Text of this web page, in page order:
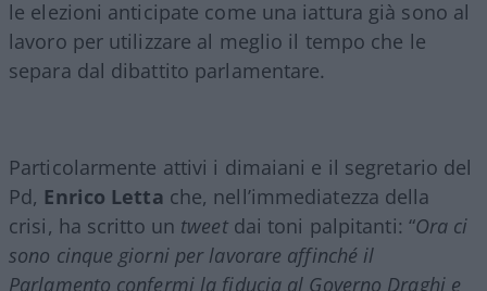
le elezioni anticipate come una iattura già sono al
lavoro per utilizzare al meglio il tempo che le
separa dal dibattito parlamentare.
Particolarmente attivi i dimaiani e il segretario del
Pd, Enrico Letta che, nell’immediatezza della
crisi, ha scritto un tweetdai toni palpitanti: “Ora ci
sono cinque giorni per lavorare affinché il
Parlamento confermi la fiducia al Governo Draghi e